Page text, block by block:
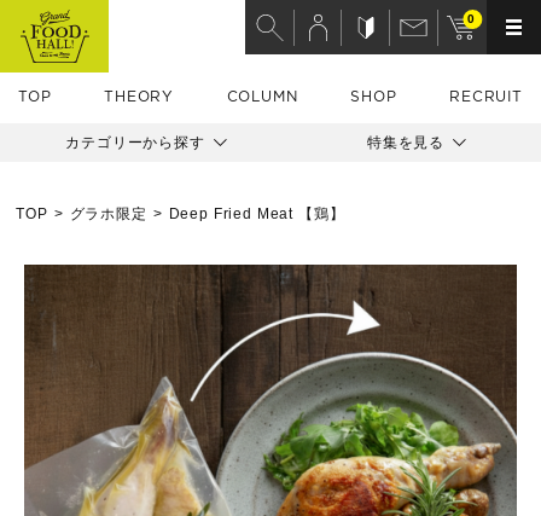
TOP THEORY COLUMN SHOP RECRUIT
0
カテゴリーから探す 特集を見る
TOP グラホ限定 Deep Fried Meat 【鶏】